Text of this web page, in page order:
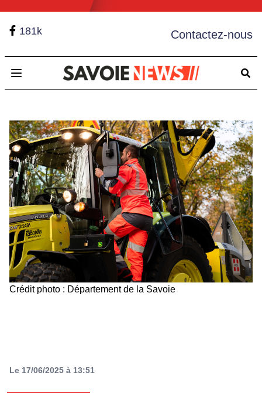
181k Contactez-nous
Open main menu
Crédit photo : Département de la Savoie
Le 17/06/2025 à 13:51